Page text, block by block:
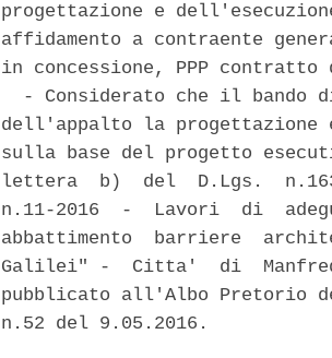
progettazione e
affidamento a contraente
in concessione, PPP
- Considerato che il bando
dell'appalto la
sulla base del progetto
lettera  b)  del  D.Lgs.
n.11-2016  -  Lavori  di
abbattimento  barriere
Galilei" -  Citta'  di
pubblicato all'Albo Pretorio
n.52 del 9.05.2016.